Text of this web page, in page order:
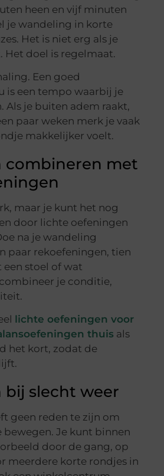
heen en vijf minuten
je wandeling in korte
Het is niet erg als je
Het doel is regelmaat.
Een goed
is een tempo waarbij je
Als je buiten adem raakt,
paar weken merk je vaak
makkelijker voelt.
combineren met
maar je kunt het nog
door lichte oefeningen
na je wandeling
paar rekoefeningen, tien
een stoel of wat
je conditie,
lichte oefeningen voor
thuis als
het kort, zodat de
bij slecht weer
geen reden te zijn om
bewegen. Je kunt binnen
door de gang, op
meerdere korte rondjes in